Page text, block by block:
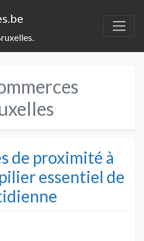
de proximité à
essentiel de